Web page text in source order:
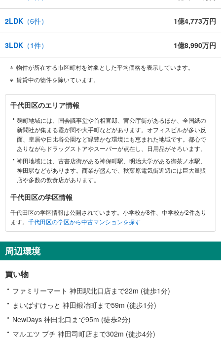
2LDK （6件） 1億4,773万円
3LDK （1件） 1億8,990万円
物件が所在する市区町村を対象とした平均価格を表示しています。
賃貸中の物件を除いています。
千
代
田
区
関
す
報
千代田区のエリア情報
麹町地域には、国会議事堂や首相官邸、官公庁街があるほか、全国紙の
新聞社が集まる霞が関や大手町などがあります。オフィスビルが多い反
面、皇居や日比谷公園など緑豊かな環境にも恵まれた地域です。都心で
ありながらドラッグストアやスーパーが点在し、日用品がそろいます。
神田地域には、古書店街がある神保町駅、明治大学がある御茶ノ水駅、
神田駅などがあります。商業が盛んで、秋葉原電気街近辺には巨大量販
店や多数の飲食店があります。
千代田区の学区情報
千代田区の学区情報は公開されています。小学校が8件、中学校が2件あり
ます。 千代田区の学区から中古マンションを探す
周辺環境
買い物
ファミリーマート 神田駅北口店まで22m (徒歩1分)
まいばすけっと 神田鍛冶町まで59m (徒歩1分)
NewDays 神田北口まで95m (徒歩2分)
マルエツ プチ 神田司町店まで302m (徒歩4分)